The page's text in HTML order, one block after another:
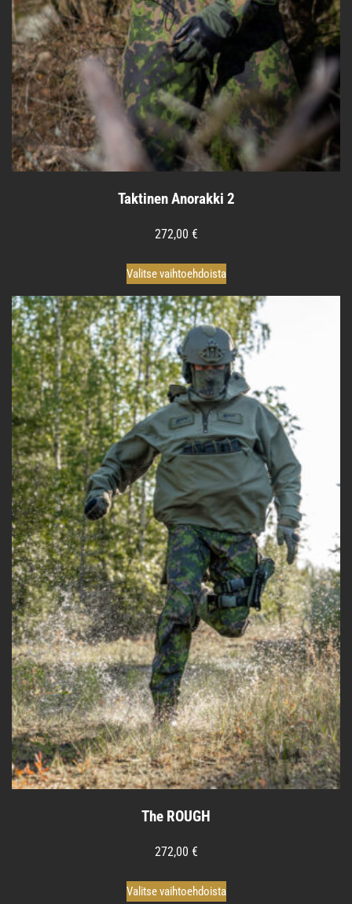
Taktinen Anorakki 2
272,00 €
Valitse vaihtoehdoista
Tällä
tuotteella
on
useampi
muunnelma.
Voit
tehdä
valinnat
tuotteen
sivulla.
The ROUGH
272,00 €
Valitse vaihtoehdoista
Tällä
tuotteella